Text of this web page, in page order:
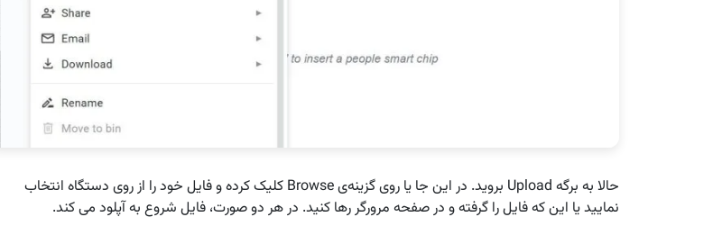
حالا به برگه Upload بروید. در این جا یا روی گزینه‌ی Browse کلیک کرده و فایل خود را از روی دستگاه انتخاب
نمایید یا این که فایل را گرفته و در صفحه مرورگر رها کنید. در هر دو صورت، فایل شروع به آپلود می کند.